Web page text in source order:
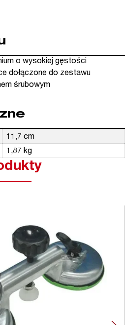
o wysokiej gęstości
dołączone do zestawu
śrubowym
11,7 cm
1,87 kg